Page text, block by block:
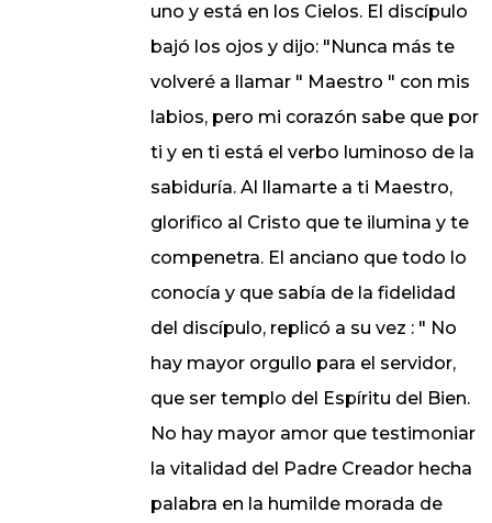
uno y está en los Cielos. El discípulo
bajó los ojos y dijo: "Nunca más te
volveré a llamar " Maestro " con mis
labios, pero mi corazón sabe que por
ti y en ti está el verbo luminoso de la
sabiduría. Al llamarte a ti Maestro,
glorifico al Cristo que te ilumina y te
compenetra. El anciano que todo lo
conocía y que sabía de la fidelidad
del discípulo, replicó a su vez : " No
hay mayor orgullo para el servidor,
que ser templo del Espíritu del Bien.
No hay mayor amor que testimoniar
la vitalidad del Padre Creador hecha
palabra en la humilde morada de